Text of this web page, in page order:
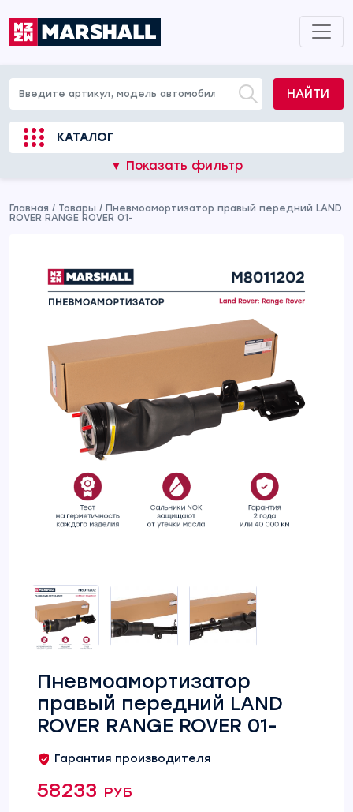
НАЙТИ
КАТАЛОГ
▼ Показать фильтр
Главная / Товары / Пневмоамортизатор правый передний LAND
ROVER RANGE ROVER 01-
Пневмоамортизатор
правый передний LAND
ROVER RANGE ROVER 01-
Гарантия производителя
58233 руб